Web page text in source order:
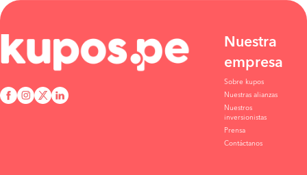
Nuestra
empresa
Sobre kupos
Nuestras alianzas
Nuestros
inversionistas
Prensa
Contáctanos